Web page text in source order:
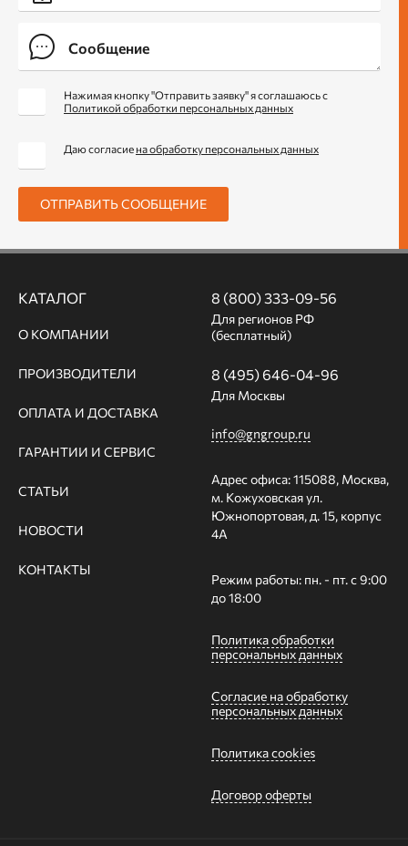
Нажимая кнопку "Отправить заявку" я соглашаюсь с
Политикой обработки персональных данных
Даю согласие на обработку персональных данных
ОТПРАВИТЬ СООБЩЕНИЕ
КАТАЛОГ
О КОМПАНИИ
ПРОИЗВОДИТЕЛИ
ОПЛАТА И ДОСТАВКА
ГАРАНТИИ И СЕРВИС
СТАТЬИ
НОВОСТИ
КОНТАКТЫ
8 (800) 333-09-56
Для регионов РФ
(бесплатный)
8 (495) 646-04-96
Для Москвы
info@gngroup.ru
Адрес офиса: 115088, Москва,
м. Кожуховская ул.
Южнопортовая, д. 15, корпус
4А
Режим работы: пн. - пт. с 9:00
до 18:00
Политика обработки
персональных данных
Согласие на обработку
персональных данных
Политика cookies
Договор оферты